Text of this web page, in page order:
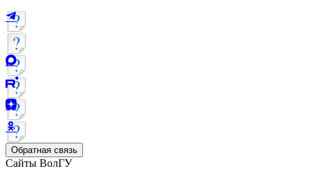
Обратная связь
Сайты ВолГУ